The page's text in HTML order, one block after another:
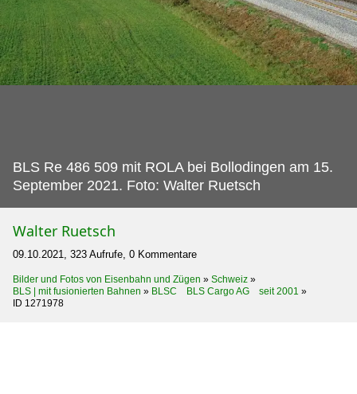
BLS Re 486 509 mit ROLA bei Bollodingen am 15.
September 2021. Foto: Walter Ruetsch
Walter Ruetsch
09.10.2021, 323 Aufrufe, 0 Kommentare
Bilder und Fotos von Eisenbahn und Zügen » Schweiz »
BLS | mit fusionierten Bahnen » BLSC BLS Cargo AG seit 2001 »
ID 1271978